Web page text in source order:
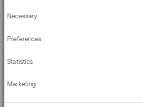
Collect information about your
Identify your device by actively
characteristics (fingerprinting)
Find out more about how your personal
your preferences in the
We use cookies to personalise content
media features and to analyse our traffic.
about your use of our site with our social
analytics partners who may combine it
Selection
Necessary
Preferences
Statistics
Marketing